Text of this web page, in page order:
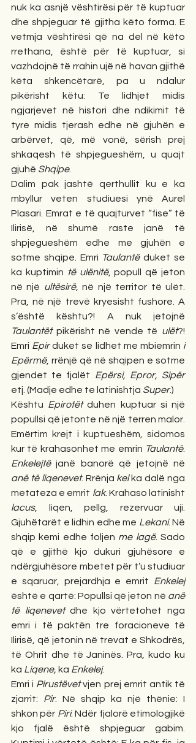
nuk ka asnjë vështirësi për të kuptuar
dhe shpjeguar të gjitha këto forma. E
vetmja vështirësi që na del në këto
rrethana, është për të kuptuar, si
vazhdojnë të rrahin ujë në havan gjithë
këta shkencëtarë, pa u ndalur
pikërisht këtu: Te lidhjet midis
ngjarjevet në histori dhe ndikimit të
tyre midis tjerash edhe në gjuhën e
arbërvet, që, më vonë, sërish prej
shkaqesh të shpjegueshëm, u quajt
gjuhë Shqipe.
Dalim pak jashtë qerthullit ku e ka
mbyllur veten studiuesi ynë Aurel
Plasari. Emrat e të quajturvet “fise” të
Ilirisë, në shumë raste janë të
shpjegueshëm edhe me gjuhën e
sotme shqipe. Emri Taulantë duket se
ka kuptimin të ulënitë, popull që jeton
në një ultësirë, në një territor të ulët.
Pra, në një trevë kryesisht fushore. A
Taulantët pikërisht në vende të ulët?!
Emri Epir duket se lidhet me mbiemrin i
Epërmë, rrënjë që në shqipen e sotme
gjendet te fjalët Epërsi, Epror, Sipër
etj. (Madje edhe te latinishtja Super.)
Kështu Epirotët duhen kuptuar si një
popullsi që jetonte në një terren malor.
Emërtim krejt i kuptueshëm, sidomos
kur të krahasonhet me emrin Taulantë
Enkelejtë
anë të liqenevet. Rrënja kel ka dalë nga
metateza e emrit lak
lacus, liqen, pellg, rezervuar uji.
Gjuhëtarët e lidhin edhe me Lekani. Në
shqip kemi edhe foljen me lagë. Sado
që e gjithë kjo dukuri gjuhësore e
ndërgjuhësore mbetet për t’u studiuar
e sqaruar, prejardhja e emrit Enkelej
është e qartë: Popullsi që jeton në anë
të liqenevet dhe kjo vërtetohet nga
emri i të paktën tre foracioneve të
Ilirisë, që jetonin në trevat e Shkodrës,
të Ohrit dhe të Janinës. Pra, kudo ku
ka Liqene, ka Enkelej.
Emri i Pirustëvet vjen prej emrit antik të
zjarrit: Pir. Në shqip ka një thënie: I
shkon për Piri. Ndër fjalorë etimologjikë
kjo fjalë është shpjeguar gabim.